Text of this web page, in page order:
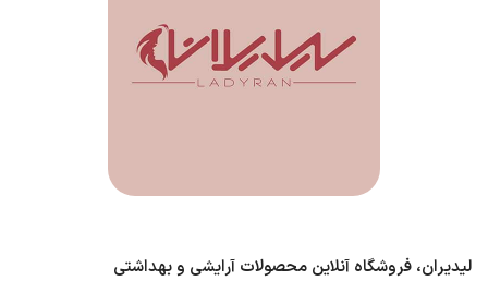
لیدیران، فروشگاه آنلاین محصولات آرایشی و بهداشتی